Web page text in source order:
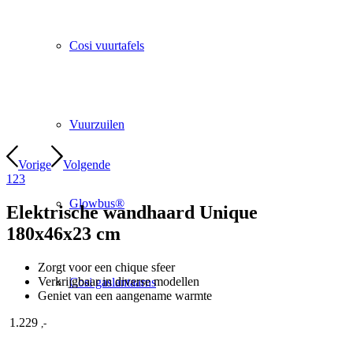
Cosi vuurtafels
Vuurzuilen
Glowbus®
Cosi gaslantaarns
Vorige
Volgende
1 23
Elektrische wandhaard Unique
180x46x23 cm
Zorgt voor een chique sfeer
Verkrijgbaar in diverse modellen
Geniet van een aangename warmte
1.229 ,-